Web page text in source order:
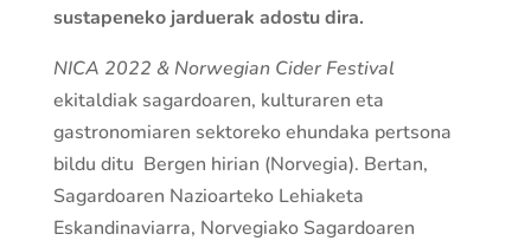
sustapeneko jarduerak adostu dira.
NICA 2022 & Norwegian Cider Festival
ekitaldiak sagardoaren, kulturaren eta
gastronomiaren sektoreko ehundaka pertsona
bildu ditu Bergen hirian (Norvegia). Bertan,
Sagardoaren Nazioarteko Lehiaketa
Eskandinaviarra, Norvegiako Sagardoaren